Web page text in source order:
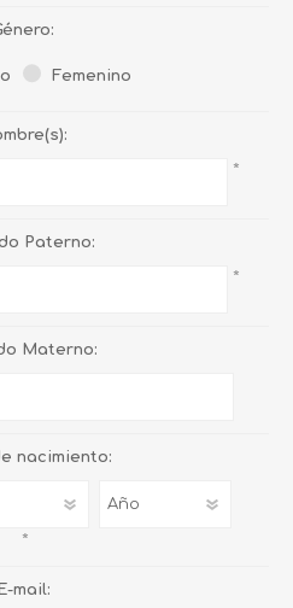
Femenino
*
Paterno:
*
Materno:
nacimiento:
*
E-mail: